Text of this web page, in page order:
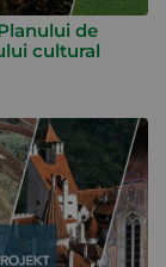
de
cultural